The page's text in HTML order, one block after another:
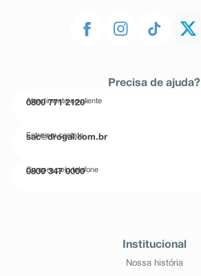
Precisa de ajuda?
Atendimento ao cliente
0800 771 2120
Entre em contato
sac@drogal.com.br
Compre pelo telefone
0800 347 0000
Institucional
Nossa história